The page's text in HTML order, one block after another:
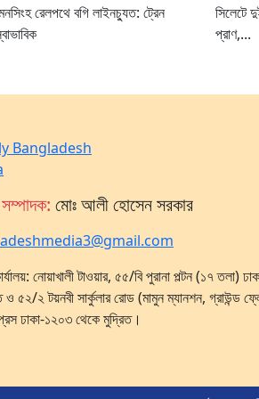
রেলপথে বগি লাইনচ্যুত: ট্রেন
সিলেটে
প্রাণ,...
মোঃ আলী হোসেন সরকার
নোয়াখালী টাওয়ার, ৫৫/বি পুরানা পল্টন (১৭ তলা)
ও ৫২/২ টয়নবী সার্কুলার রোড (মামুন ম্যানশন, গ্রাউন্ড
ঢাকা-১২০৩ থেকে মুদ্রিত।